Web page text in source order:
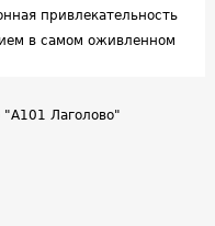
привлекательность
в самом оживленном